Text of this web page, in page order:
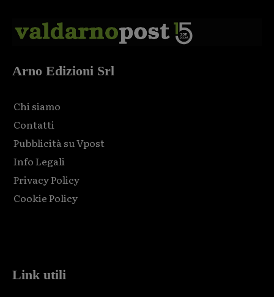
Arno Edizioni Srl
Chi siamo
Contatti
Pubblicità su Vpost
Info Legali
Privacy Policy
Cookie Policy
Link utili